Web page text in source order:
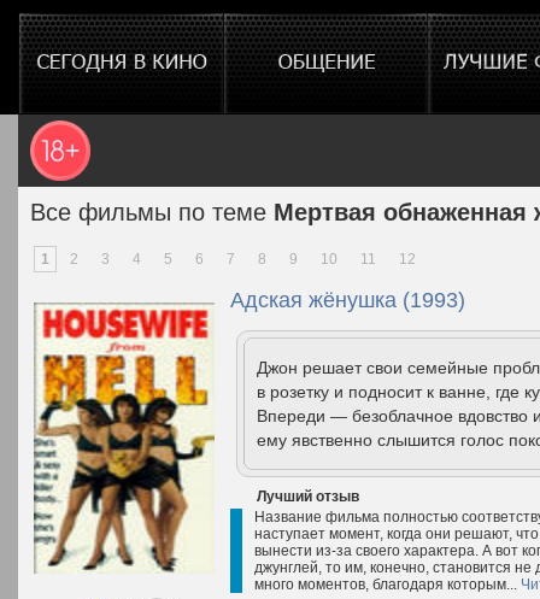
Все фильмы по теме Мертвая обнаженная
1 2 3 4 5 6 7 8 9 10 11 12
Адская жёнушка (1993)
Джон решает свои семейные
в розетку и подносит к ванне, где
Впереди — безоблачное вдовство
ему явственно слышится голос
Лучший отзыв
Название фильма полностью
наступает момент, когда они решают,
вынести из-за своего характера. А вот
джунглей, то им, конечно, становится
много моментов, благодаря которым...